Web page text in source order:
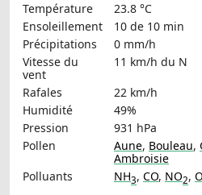
Température
23.8 °C
Ensoleillement
10 de 10 min
Précipitations
0 mm/h
Vitesse du
vent
11 km/h du N
Rafales
22 km/h
Humidité
49%
Pression
931 hPa
Pollen
Aune, Bouleau,
Ambroisie
Polluants
NH3, CO, NO2,